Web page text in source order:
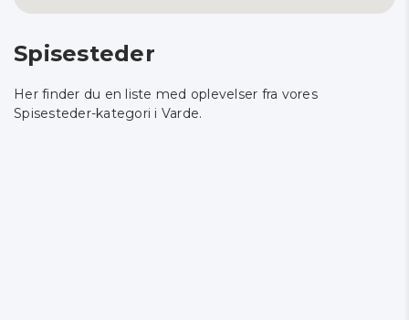
Spisesteder
Her finder du en liste med oplevelser fra vores
Spisesteder-kategori i Varde.